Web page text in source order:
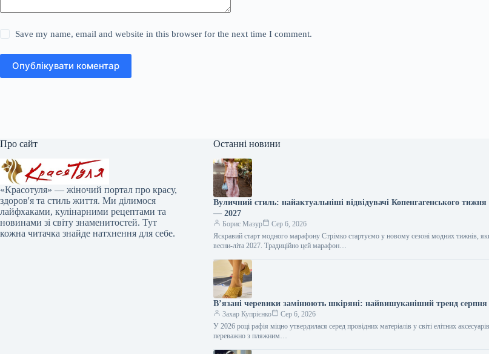
Save my name, email and website in this browser for the next time I comment.
Опублікувати коментар
Про сайт
«Красотуля» — жіночий портал про красу,
здоров'я та стиль життя. Ми ділимося
лайфхаками, кулінарними рецептами та
новинами зі світу знаменитостей. Тут
кожна читачка знайде натхнення для себе.
Останні новини
Вуличний стиль: найактуальніші відвідувачі Копенгагенського тижня
— 2027
Борис Мазур
Сер 6, 2026
Яскравий старт модного марафону Стрімко стартуємо у новому сезоні модних тижнів,
весни-літа 2027. Традиційно цей марафон…
В’язані черевики замінюють шкіряні: найвишуканіший тренд серпня
Захар Купрієнко
Сер 6, 2026
У 2026 році рафія міцно утвердилася серед провідних матеріалів у світі елітних
переважно з пляжним…